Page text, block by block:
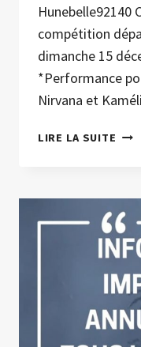
Hunebelle92140
compétition
dimanche 15
*Performance
Nirvana et
LIRE LA SUITE
À